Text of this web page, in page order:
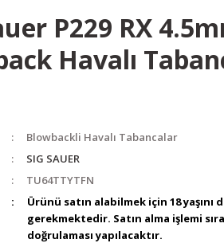
P229 RX
Havalı
Blowbackli Havalı Tabancalar
SIG SAUER
TU64TTYTFN
Ürünü satın alabilmek için 18 yaşını
gerekmektedir. Satın alma işlemi
doğrulaması yapılacaktır.